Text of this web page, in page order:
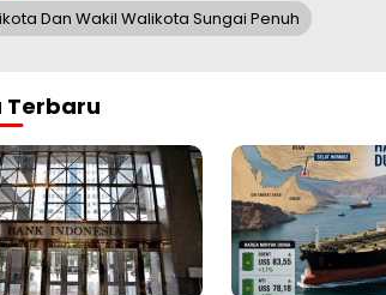
Dan Wakil Walikota Sungai Penuh
Terbaru